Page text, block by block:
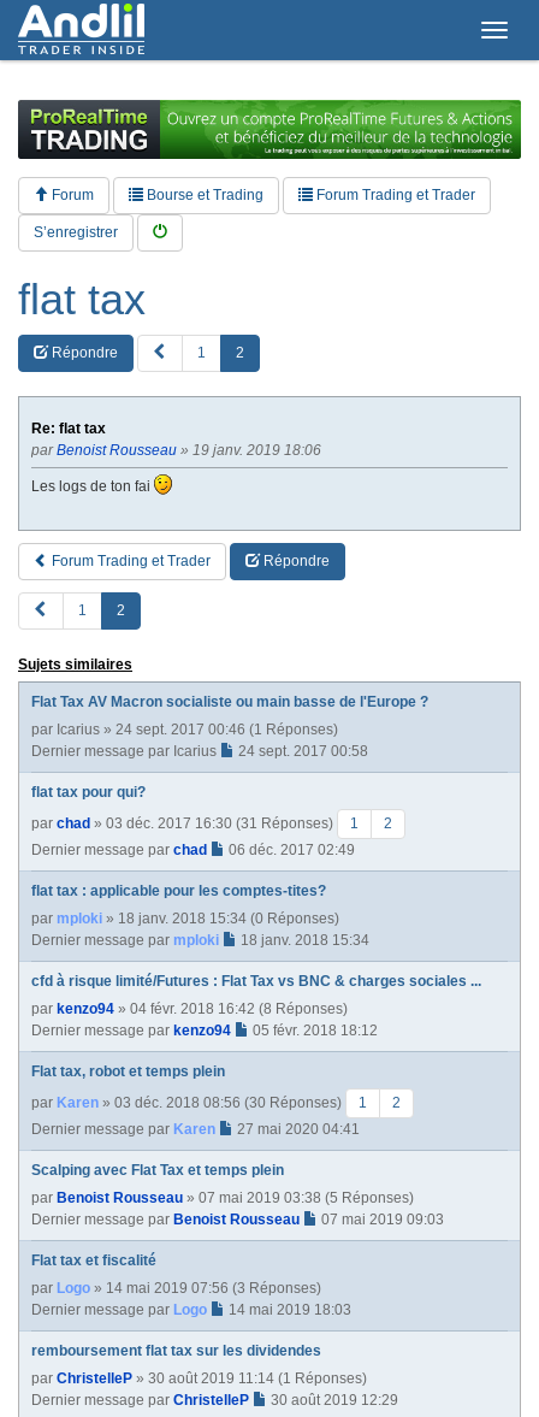
T
g
l
e
n
Forum Bourse et Trading Forum Trading et Trader
S’enregistrer
flat tax
Répondre
R
E
1 2
Re: flat tax
parBenoist Rousseau » 19 janv. 2019 18:06
Les logs de ton fai
Forum Trading et Trader Répondre
R
V
1 2
Sujets similaires
Flat Tax AV Macron socialiste ou main basse de l'Europe ?
par Icarius » 24 sept. 2017 00:46 (1 Réponses)
Dernier message par Icarius 24 sept. 2017 00:58
flat tax pour qui?
par chad » 03 déc. 2017 16:30 (31 Réponses) 1
2
Dernier message par chad 06 déc. 2017 02:49
flat tax : applicable pour les comptes-tites?
par mploki » 18 janv. 2018 15:34 (0 Réponses)
Dernier message par mploki 18 janv. 2018 15:34
cfd à risque limité/Futures : Flat Tax vs BNC & charges sociales ...
par kenzo94 » 04 févr. 2018 16:42 (8 Réponses)
Dernier message par kenzo94 05 févr. 2018 18:12
Flat tax, robot et temps plein
par Karen » 03 déc. 2018 08:56 (30 Réponses) 1
2
Dernier message par Karen 27 mai 2020 04:41
Scalping avec Flat Tax et temps plein
par Benoist Rousseau » 07 mai 2019 03:38 (5 Réponses)
Dernier message par Benoist Rousseau 07 mai 2019 09:03
Flat tax et fiscalité
par Logo » 14 mai 2019 07:56 (3 Réponses)
Dernier message par Logo 14 mai 2019 18:03
remboursement flat tax sur les dividendes
par ChristelleP » 30 août 2019 11:14 (1 Réponses)
Dernier message par ChristelleP 30 août 2019 12:29